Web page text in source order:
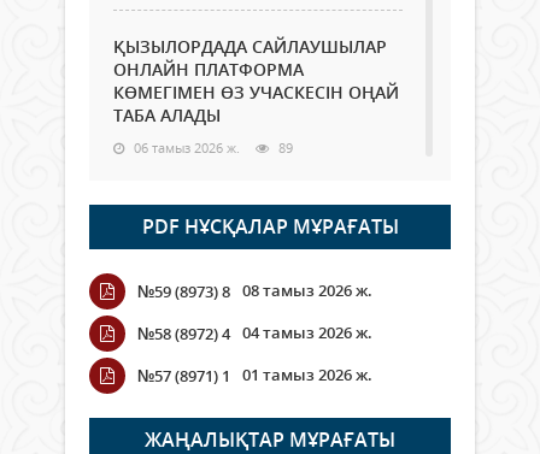
ҚЫЗЫЛОРДАДА САЙЛАУШЫЛАР
ОНЛАЙН ПЛАТФОРМА
КӨМЕГІМЕН ӨЗ УЧАСКЕСІН ОҢАЙ
ТАБА АЛАДЫ
06 тамыз 2026 ж. 89
Open Air: Қызылорда облысы
полиция департаменті 20
мыңнан астам көрерменнің
қауіпсіздігін қамтамасыз етті
06 тамыз 2026 ж.
Wi-Fi ҚАБЫРҒА АРҚЫЛЫ ҚАЛАЙ
ӨТЕДІ?
06 тамыз 2026 ж. 266
PDF НҰСҚАЛАР МҰРАҒАТЫ
№59 (8973) 8 08 тамыз 2026 ж.
№58 (8972) 4 04 тамыз 2026 ж.
№57 (8971) 1
01 тамыз 2026 ж.
ЖАҢАЛЫҚТАР МҰРАҒАТЫ